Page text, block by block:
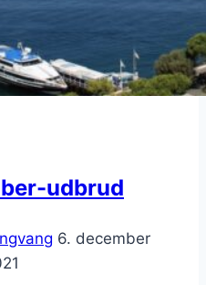
udbrud
6. december